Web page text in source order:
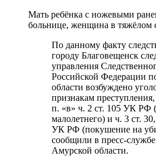
Мать ребёнка с ножевыми
больнице, женщина в тяжёлом
По данному факту
городу Благовещенск
управления
Российской Федерации
области возбуждено
признакам
п. «в» ч. 2 ст. 105 УК РФ
малолетнего) и ч. 3 ст.
УК РФ (покушение на
сообщили в пресс-
Амурской области.